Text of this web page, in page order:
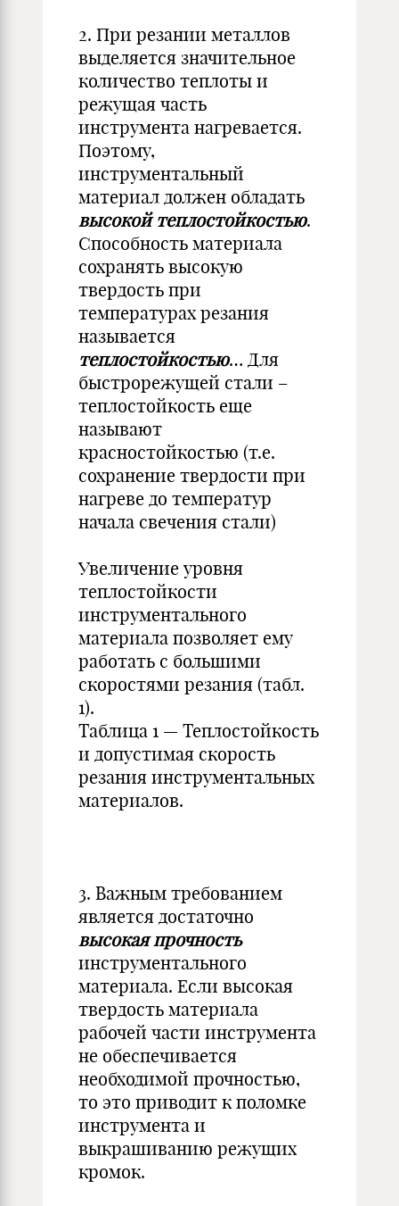
2. При резании металлов
выделяется значительное
количество теплоты и
режущая часть
инструмента нагревается.
Поэтому,
инструментальный
материал должен обладать
высокой теплостойкостью.
Способность материала
сохранять высокую
твердость при
температурах резания
называется
теплостойкостью… Для
быстрорежущей стали –
теплостойкость еще
называют
красностойкостью (т.е.
сохранение твердости при
нагреве до температур
начала свечения стали)
Увеличение уровня
теплостойкости
инструментального
материала позволяет ему
работать с большими
скоростями резания (табл.
1).
Таблица 1 — Теплостойкость
и допустимая скорость
резания инструментальных
материалов.
3. Важным требованием
является достаточно
высокая прочность
инструментального
материала. Если высокая
твердость материала
рабочей части инструмента
не обеспечивается
необходимой прочностью,
то это приводит к поломке
инструмента и
выкрашиванию режущих
кромок.